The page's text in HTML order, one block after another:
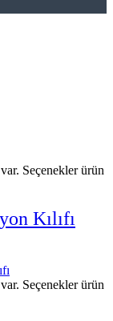
Seçenekler ürün
Kılıfı
Seçenekler ürün